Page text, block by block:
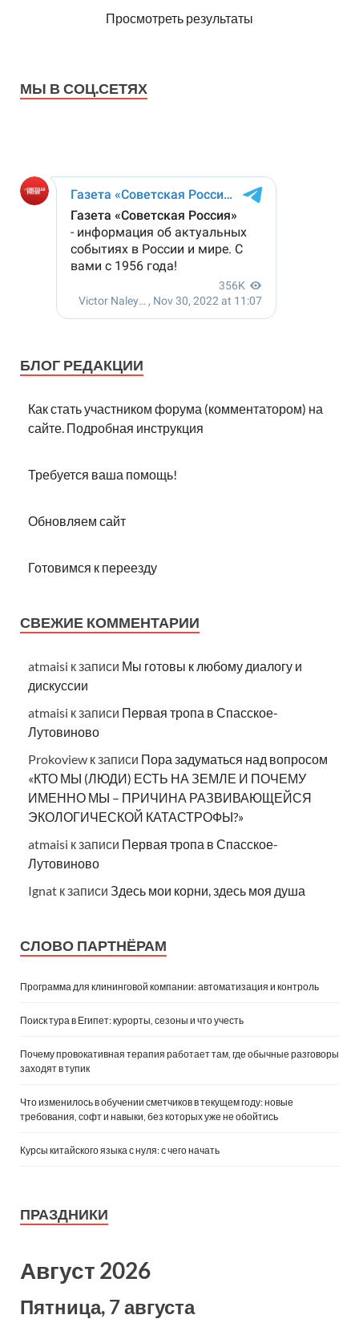
Просмотреть результаты
МЫ В СОЦ.СЕТЯХ
БЛОГ РЕДАКЦИИ
Как стать участником форума (комментатором) на
сайте. Подробная инструкция
Требуется ваша помощь!
Обновляем сайт
Готовимся к переезду
СВЕЖИЕ КОММЕНТАРИИ
atmaisi к записи Мы готовы к любому диалогу и
дискуссии
atmaisi к записи Первая тропа в Спасское-
Лутовиново
Prokoview к записи Пора задуматься над вопросом
«КТО МЫ (ЛЮДИ) ЕСТЬ НА ЗЕМЛЕ И ПОЧЕМУ
ИМЕННО МЫ – ПРИЧИНА РАЗВИВАЮЩЕЙСЯ
ЭКОЛОГИЧЕСКОЙ КАТАСТРОФЫ?»
atmaisi к записи Первая тропа в Спасское-
Лутовиново
Ignat к записи Здесь мои корни, здесь моя душа
СЛОВО ПАРТНЁРАМ
Программа для клининговой компании: автоматизация и контроль
Поиск тура в Египет: курорты, сезоны и что учесть
Почему провокативная терапия работает там, где обычные разговоры
заходят в тупик
Что изменилось в обучении сметчиков в текущем году: новые
требования, софт и навыки, без которых уже не обойтись
Курсы китайского языка с нуля: с чего начать
ПРАЗДНИКИ
Август 2026
Пятница, 7 августа